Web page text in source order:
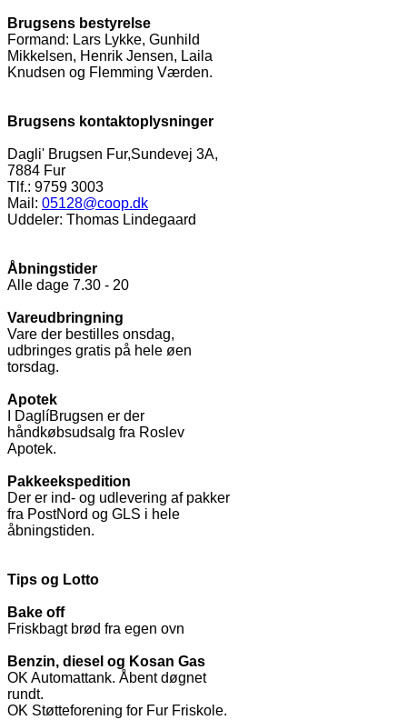
Brugsens bestyrelse
Formand: Lars Lykke, Gunhild
Mikkelsen, Henrik Jensen, Laila
Knudsen og Flemming Værden.
Brugsens kontaktoplysninger
Dagli' Brugsen Fur,Sundevej 3A,
7884 Fur
Tlf.: 9759 3003
Mail: 05128@coop.dk
Uddeler: Thomas Lindegaard
Åbningstider
Alle dage 7.30 - 20
Vareudbringning
Vare der bestilles onsdag,
udbringes gratis på hele øen
torsdag.
Apotek
I DaglíBrugsen er der
håndkøbsudsalg fra Roslev
Apotek.
Pakkeekspedition
Der er ind- og udlevering af pakker
fra PostNord og GLS i hele
åbningstiden.
Tips og Lotto
Bake off
Friskbagt brød fra egen ovn
Benzin, diesel og Kosan Gas
OK Automattank. Åbent døgnet
rundt.
OK Støtteforening for Fur Friskole.